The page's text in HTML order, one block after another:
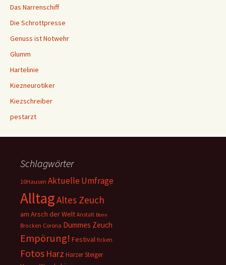
Das Narrenschiff
Die Schrottpresse
Genuss ist Notwehr
Glumm
Hartelinie
Kiezneurotiker
Kiezschreiber
pestarzt
Schlagwörter
10Hausen Aktuelle Umfrage
AlltagAltes Zeuch
am Arsch der Welt Anstalt Bonn
Brocken Corona Dummes Zeuch
Empörung! Festival ficken
Fotos Harz Harzer Steiger